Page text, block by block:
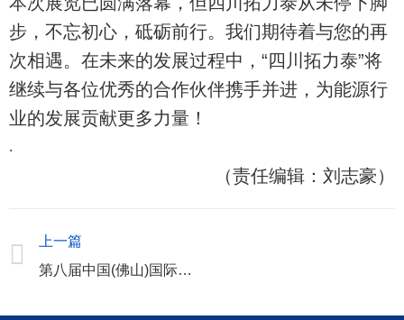
步，不忘初心，砥砺前行。我们期待着与您的再
次相遇。在未来的发展过程中，“四川拓力泰”将
继续与各位优秀的合作伙伴携手并进，为能源行
业的发展贡献更多力量！
.
（责任编辑：刘志豪）
上一篇
第八届中国(佛山)国际氢能与燃料电池技术及产品展览会邀请函